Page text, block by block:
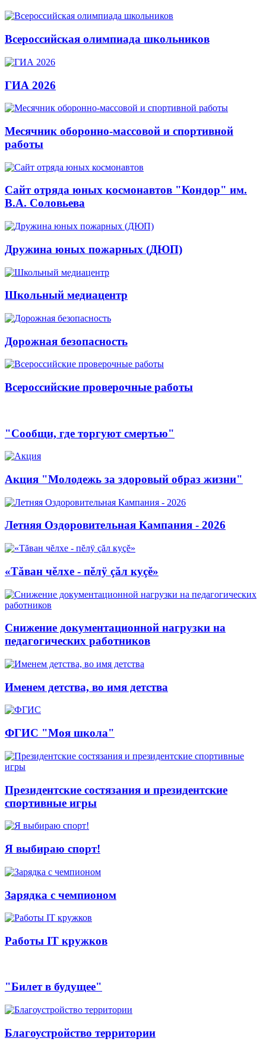
Всероссийская олимпиада школьников
ГИА 2026
Месячник оборонно-массовой и спортивной
работы
Сайт отряда юных космонавтов "Кондор" им.
В.А. Соловьева
Дружина юных пожарных (ДЮП)
Школьный медиацентр
Дорожная безопасность
Всероссийские проверочные работы
"Сообщи, где торгуют смертью"
Акция "Молодежь за здоровый образ жизни"
Летняя Оздоровительная Кампания - 2026
«Тăван чĕлхе - пĕлÿ çăл куçĕ»
Снижение документационной нагрузки на
педагогических работников
Именем детства, во имя детства
ФГИС "Моя школа"
Президентские состязания и президентские
спортивные игры
Я выбираю спорт!
Зарядка с чемпионом
Работы IT кружков
"Билет в будущее"
Благоустройство территории